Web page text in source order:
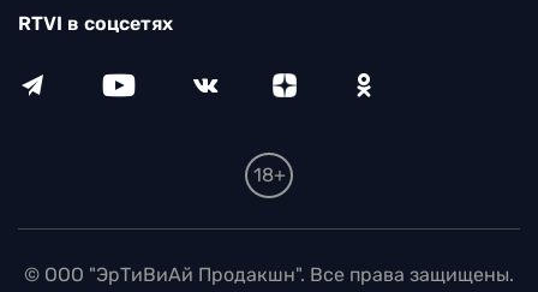
RTVI в соцсетях
18+
© ООО "ЭрТиВиАй Продакшн". Все права защищены.